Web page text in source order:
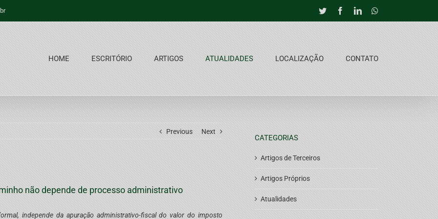
Twitter FacebookLinkedIn
HOME ESCRITÓRIO ARTIGOS ATUALIDADES LOCALIZAÇÃO CONTATO
Previous Next
não depende de processo administrativo
independe da apuração administrativo-fiscal do valor do imposto
CATEGORIAS
Artigos de Terceiros
Artigos Próprios
Atualidades